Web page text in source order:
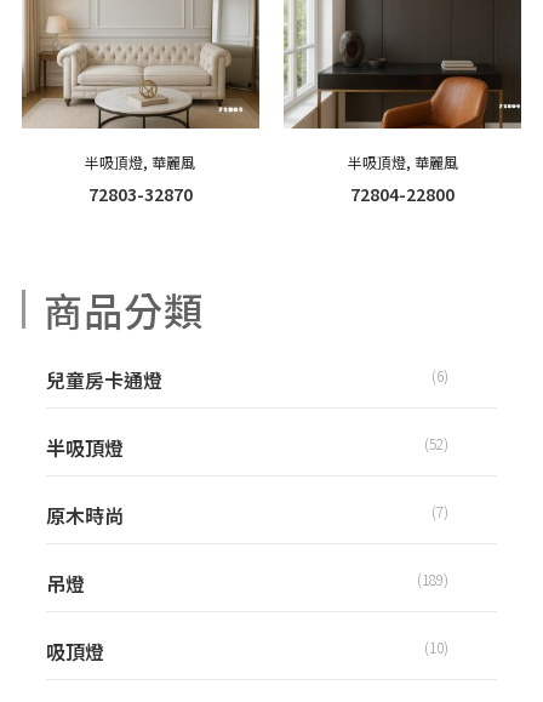
半吸頂燈,華麗風
72803-32870
半吸頂燈, 華麗風
72804-22800
商品分類
兒童房卡通燈 (6)
半吸頂燈 (52)
原木時尚 (7)
吊燈 (189)
吸頂燈 (10)